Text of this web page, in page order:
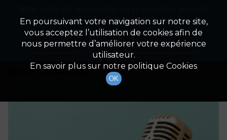
Détails De L'épisode
17 novembre 2023
à 21h59
durée : Invalid date
En poursuivant votre navigation sur notre site,
vous acceptez l’utilisation de cookies afin de
nous permettre d’améliorer votre expérience
utilisateur.
En savoir plus sur notre politique Cookies
OK
Appuyez ci-dessous pour l'installer.
Non merci Télécharger l'application